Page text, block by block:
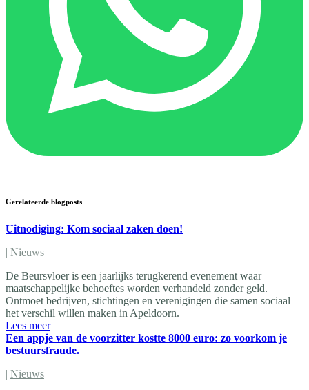
Gerelateerde blogposts
Uitnodiging: Kom sociaal zaken doen!
| Nieuws
De Beursvloer is een jaarlijks terugkerend evenement waar
maatschappelijke behoeftes worden verhandeld zonder geld.
Ontmoet bedrijven, stichtingen en verenigingen die samen sociaal
het verschil willen maken in Apeldoorn.
Lees meer
Een appje van de voorzitter kostte 8000 euro: zo voorkom je
bestuursfraude.
| Nieuws